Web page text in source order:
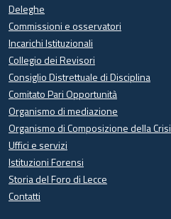
Deleghe
Commissioni e osservatori
Incarichi Istituzionali
Collegio dei Revisori
Consiglio Distrettuale di Disciplina
Comitato Pari Opportunità
Organismo di mediazione
Organismo di Composizione della Crisi
Uffici e servizi
Istituzioni Forensi
Storia del Foro di Lecce
Contatti